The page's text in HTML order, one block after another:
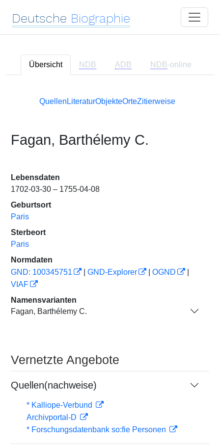
Deutsche Biographie
Übersicht NDB ADB NDB-online
Quellen LiteraturObjekteOrteZitierweise
Fagan, Barthélemy C.
Lebensdaten
1702-03-30 – 1755-04-08
Geburtsort
Paris
Sterbeort
Paris
Normdaten
GND: 100345751
GND-Explorer OGND
VIAF
Namensvarianten
Fagan, Barthélemy C.
Vernetzte Angebote
Quellen(nachweise)
* Kalliope-Verbund
Archivportal-D
* Forschungsdatenbank so:fie Personen